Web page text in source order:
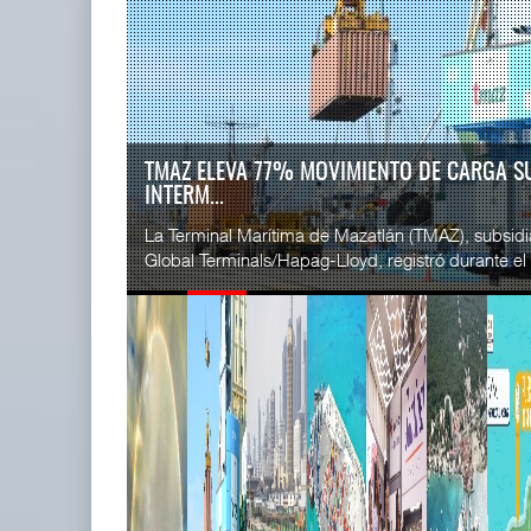
EE.UU. PLANTEA NUEVAS RESTRICCIONES
MEXIC...
La Administración Federal de Ferrocarriles de los
siglas en inglés) propuso nuevas restricciones a
AMANAC, treinta y nueve años
navegando el cam ...
05 AGO 2026
TMAZ eleva 77% movimiento de
carga suelta y s ...
05 AGO 2026
READ MORE
SSA
Esperanz
06 JUL
READ MORE
CICE
...
02 JUL
READ MORE
SSA
...
29 JUN
READ MORE